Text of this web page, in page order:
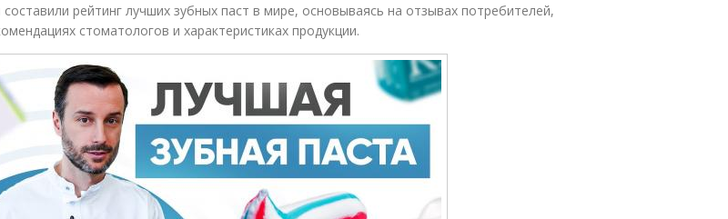
рейтинг лучших зубных паст в мире, основываясь на отзывах потребителей,
стоматологов и характеристиках продукции.